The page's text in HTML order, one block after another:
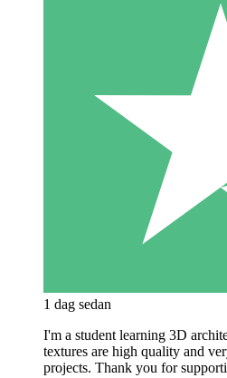
1 dag sedan
I'm a student learning 3D
textures are high quality and
projects. Thank you for